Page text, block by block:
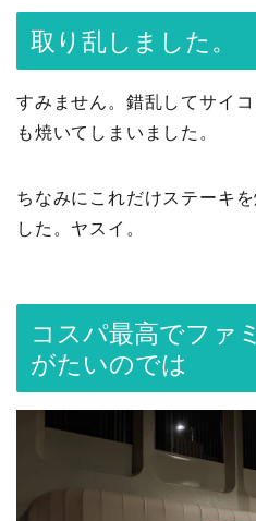
取り乱しました。
すみません。錯乱してサイ
も焼いてしまいました。
ちなみにこれだけステーキ
した。ヤスイ。
コスパ最高でファ
がたいのでは